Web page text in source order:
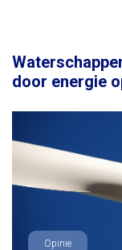
door energie
Opinie